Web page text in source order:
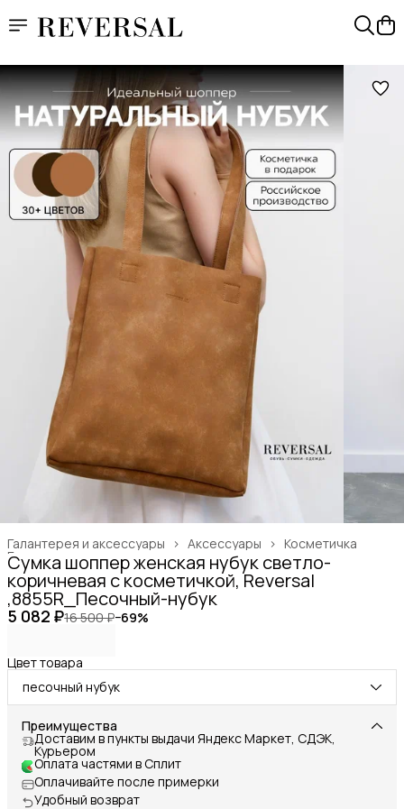
Косметичка
Аксессуары ›
Галантерея и аксессуары ›
Главная ›
Сумка шоппер женская нубук светло-
коричневая с косметичкой, Reversal
,8855R_Песочный-нубук
5 082 ₽16 500 ₽−69%
Цвет товара
песочный нубук
Преимущества
Доставим в пункты выдачи Яндекс Маркет, СДЭК,
Курьером
Оплата частями в Сплит
Оплачивайте после примерки
Удобный возврат